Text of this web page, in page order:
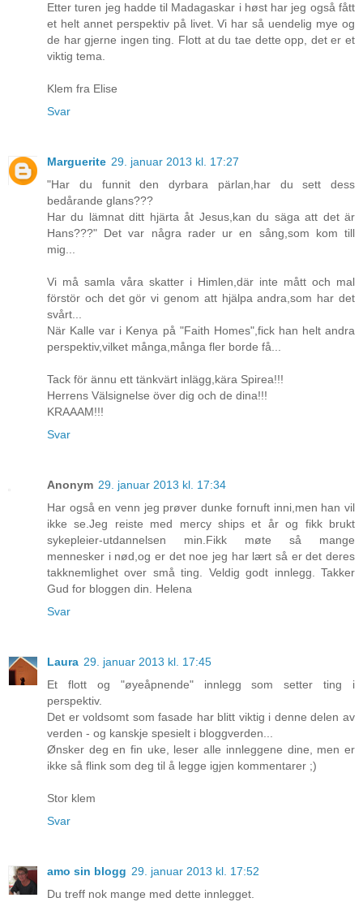
Etter turen jeg hadde til Madagaskar i høst har jeg også fått
et helt annet perspektiv på livet. Vi har så uendelig mye og
de har gjerne ingen ting. Flott at du tae dette opp, det er et
viktig tema.
Klem fra Elise
Svar
Marguerite 29. januar 2013 kl. 17:27
"Har du funnit den dyrbara pärlan,har du sett dess
bedårande glans???
Har du lämnat ditt hjärta åt Jesus,kan du säga att det är
Hans???" Det var några rader ur en sång,som kom till
mig...
Vi må samla våra skatter i Himlen,där inte mått och mal
förstör och det gör vi genom att hjälpa andra,som har det
svårt...
När Kalle var i Kenya på "Faith Homes",fick han helt andra
perspektiv,vilket många,många fler borde få...
Tack för ännu ett tänkvärt inlägg,kära Spirea!!!
Herrens Välsignelse över dig och de dina!!!
KRAAAM!!!
Svar
Anonym 29. januar 2013 kl. 17:34
Har også en venn jeg prøver dunke fornuft inni,men han vil
ikke se.Jeg reiste med mercy ships et år og fikk brukt
sykepleier-utdannelsen min.Fikk møte så mange
mennesker i nød,og er det noe jeg har lært så er det deres
takknemlighet over små ting. Veldig godt innlegg. Takker
Gud for bloggen din. Helena
Svar
Laura 29. januar 2013 kl. 17:45
Et flott og "øyeåpnende" innlegg som setter ting i
perspektiv.
Det er voldsomt som fasade har blitt viktig i denne delen av
verden - og kanskje spesielt i bloggverden...
Ønsker deg en fin uke, leser alle innleggene dine, men er
ikke så flink som deg til å legge igjen kommentarer ;)
Stor klem
Svar
amo sin blogg 29. januar 2013 kl. 17:52
Du treff nok mange med dette innlegget.